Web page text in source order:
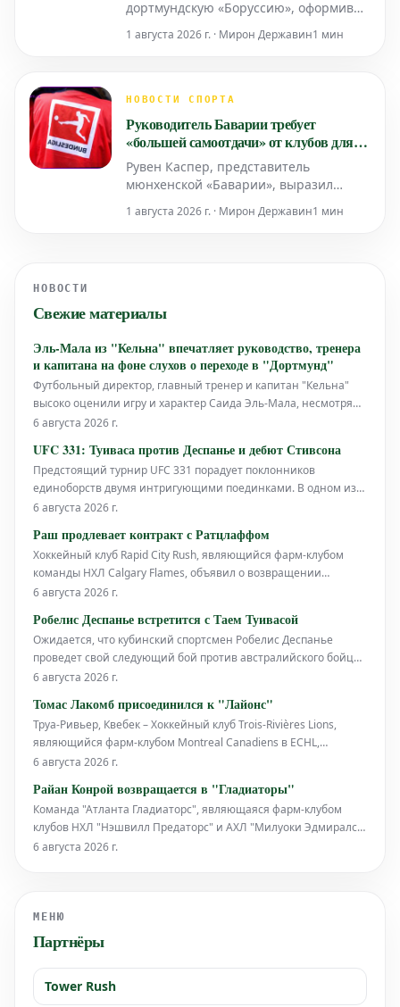
дортмундскую «Боруссию», оформив
клуб «Парма».
1 августа 2026 г. · Мирон Державин1 мин
НОВОСТИ СПОРТА
Руководитель Баварии требует
«большей самоотдачи» от клубов для
продвижения Бундеслиги на мировом
рынке
Рувен Каспер, представитель
мюнхенской «Баварии», выразил
лиги, за исключением «Баварии»,
международной арене.
1 августа 2026 г. · Мирон Державин1 мин
НОВОСТИ
Свежие материалы
Эль-Мала из "Кельна" впечатляет руководство, тренера
и капитана на фоне слухов о переходе в "Дортмунд"
Футбольный директор, главный тренер и капитан "Кельна"
высоко оценили игру и характер Саида Эль-Мала, несмотря
на активно циркулирующие слухи о его возможном
настрой вызывают восхищение у всех в клубе.
6 августа 2026 г.
UFC 331: Туиваса против Деспанье и дебют Стивсона
Предстоящий турнир UFC 331 порадует поклонников
единоборств двумя интригующими поединками. В одном из
них в октагоне сойдутся австралийский боец Тай Туиваса и
агрессивным стилем и нокаутирующей мощью, стремится
вернуться на победную тропу
6 августа 2026 г.
Раш продлевает контракт с Ратцлаффом
Хоккейный клуб Rapid City Rush, являющийся фарм-клубом
команды НХЛ Calgary Flames, объявил о возвращении
защитника Джейка Ратцлаффа в команду на сезон 2026-27.
в команде Rush в прошлом сезоне.
6 августа 2026 г.
Робелис Деспанье встретится с Таем Туивасой
Ожидается, что кубинский спортсмен Робелис Деспанье
проведет свой следующий бой против австралийского бойца
смешанных единоборств Тая Туивасы. Информация о
Деспанье, известный своим боксерским прошлым и
впечатляющими нокаутами, перешел в
6 августа 2026 г.
Томас Лакомб присоединился к "Лайонс"
Труа-Ривьер, Квебек – Хоккейный клуб Trois-Rivières Lions,
являющийся фарм-клубом Montreal Canadiens в ECHL,
объявил о подписании контракта с нападающим Томасом
профессиональный сезон. Последние несколько сезонов
Лакомб выступал за Универси
6 августа 2026 г.
Райан Конрой возвращается в "Гладиаторы"
Команда "Атланта Гладиаторс", являющаяся фарм-клубом
клубов НХЛ "Нэшвилл Предаторс" и АХЛ "Милуоки Эдмиралс",
объявила о подписании контракта с защитником Райаном
6 августа 2026 г.
МЕНЮ
Партнёры
Tower Rush